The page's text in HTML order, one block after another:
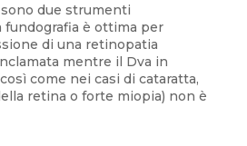
due strumenti
fundografia è ottima per
di una retinopatia
mentre il Dva in
come nei casi di cataratta,
retina o forte miopia) non è